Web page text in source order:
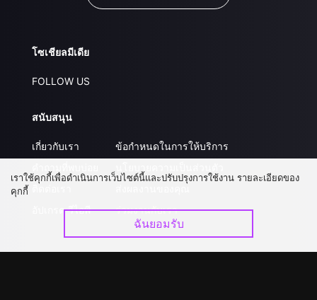
โซเชียลมีเดีย
FOLLOW US
สนับสนุน
เกี่ยวกับเรา
อัปเกรด วีไอพี
ข้อกำหนดในการให้บริการ
ร่วมงานกับเรา
เราใช้คุกกี้เพื่อดำเนินการเว็บไซต์นี้และปรับปรุงการใช้งาน รายละเอียดของ
คุกกี้
ฉันยอมรับ